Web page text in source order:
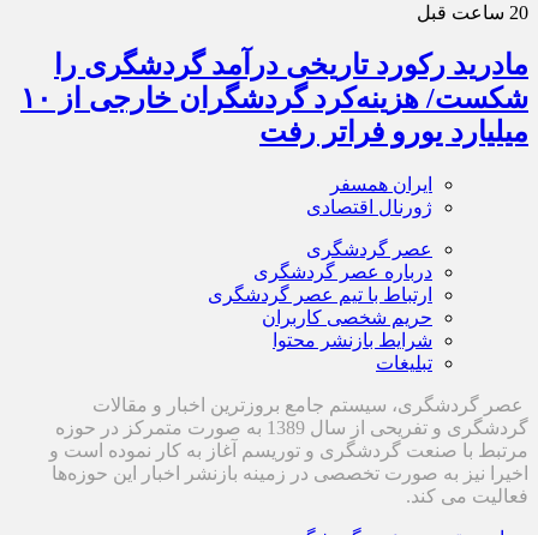
20 ساعت قبل
مادرید رکورد تاریخی درآمد گردشگری را
شکست/ هزینه‌کرد گردشگران خارجی از ۱۰
میلیارد یورو فراتر رفت
ایران همسفر
ژورنال اقتصادی
عصر گردشگری
درباره عصر گردشگری
ارتباط با تیم عصر گردشگری
حریم شخصی کاربران
شرایط بازنشر محتوا
تبلیغات
عصر گردشگری، سیستم جامع بروزترین اخبار و مقالات
گردشگری و تفریحی از سال 1389 به صورت متمرکز در حوزه
مرتبط با صنعت گردشگری و توریسم آغاز به کار نموده است و
اخیرا نیز به صورت تخصصی در زمینه بازنشر اخبار این حوزه‌ها
فعالیت می کند.